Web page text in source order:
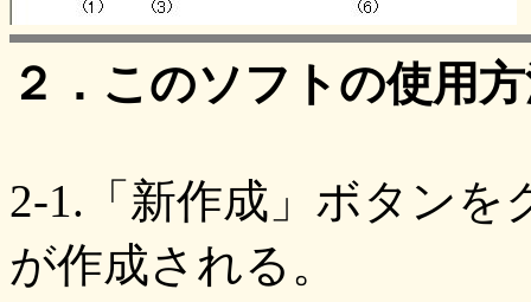
２．このソフトの使用
2-1.「新作成」ボタン
が作成される。